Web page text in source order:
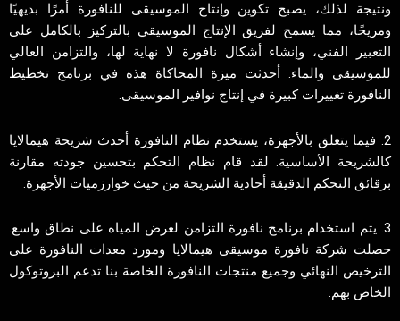
ونتيجة لذلك، يصبح تكوين وإنتاج الموسيقى للنافورة أمرًا بديهيًا
ومريحًا، مما يسمح لفريق الإنتاج الموسيقي بالتركيز بالكامل على
التعبير الفني، وإنشاء أشكال نافورة لا نهاية لها، والتزامن العالي
للموسيقى والماء. أحدثت ميزة المحاكاة هذه في برنامج تخطيط
النافورة تغييرات كبيرة في إنتاج نوافير الموسيقى.
2. فيما يتعلق بالأجهزة، يستخدم نظام النافورة أحدث شريحة هيمالايا
كالشريحة الأساسية. لقد قام نظام التحكم بتحسين جودته مقارنة
برقائق التحكم الدقيقة أحادية الشريحة من حيث خوارزميات الأجهزة.
3. يتم استخدام برنامج نافورة التزامن لعرض المياه على نطاق واسع.
حصلت شركة نافورة موسيقى هيمالايا ومورد معدات النافورة على
الترخيص النهائي وجميع منتجات النافورة الخاصة بنا تدعم البروتوكول
الخاص بهم.